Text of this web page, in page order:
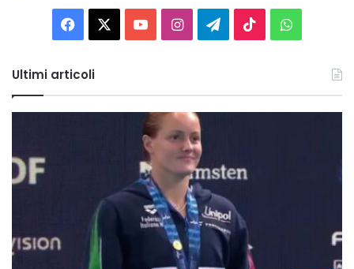
Facebook You InstagramTelegram
TikTok
Ultimi articoli